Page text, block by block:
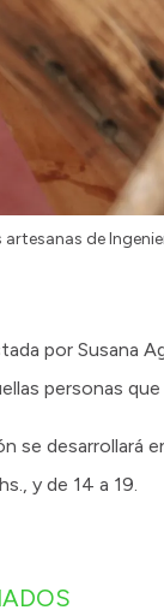
de
por Susana
personas
se desarrollará
y de 14 a 19.